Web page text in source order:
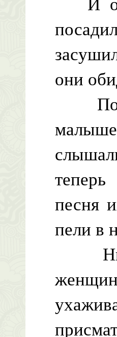
они
По
песня
пели в